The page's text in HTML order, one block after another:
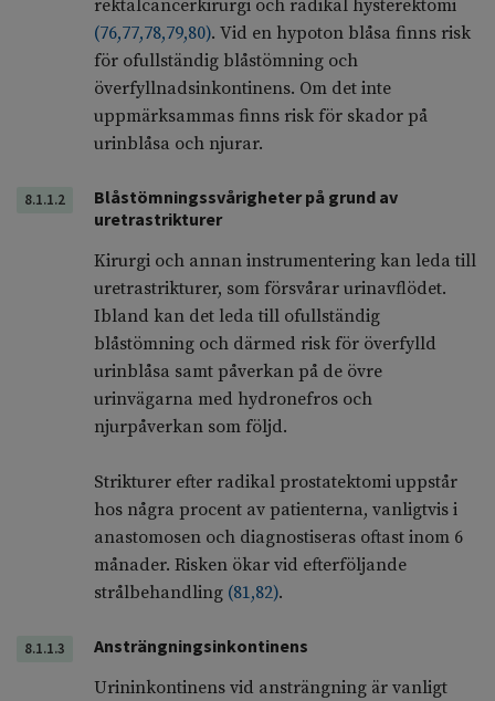
rektalcancerkirurgi och radikal hysterektomi
(76,77,78,79,80). Vid en hypoton blåsa finns risk
för ofullständig blåstömning och
överfyllnadsinkontinens. Om det inte
uppmärksammas finns risk för skador på
urinblåsa och njurar.
8.1.1.2
Blåstömningssvårigheter på grund av
uretrastrikturer
Kirurgi och annan instrumentering kan leda till
uretrastrikturer, som försvårar urinavflödet.
Ibland kan det leda till ofullständig
blåstömning och därmed risk för överfylld
urinblåsa samt påverkan på de övre
urinvägarna med hydronefros och
njurpåverkan som följd.
Strikturer efter radikal prostatektomi uppstår
hos några procent av patienterna, vanligtvis i
anastomosen och diagnostiseras oftast inom 6
månader. Risken ökar vid efterföljande
strålbehandling (81,82).
8.1.1.3
Ansträngningsinkontinens
Urininkontinens vid ansträngning är vanligt